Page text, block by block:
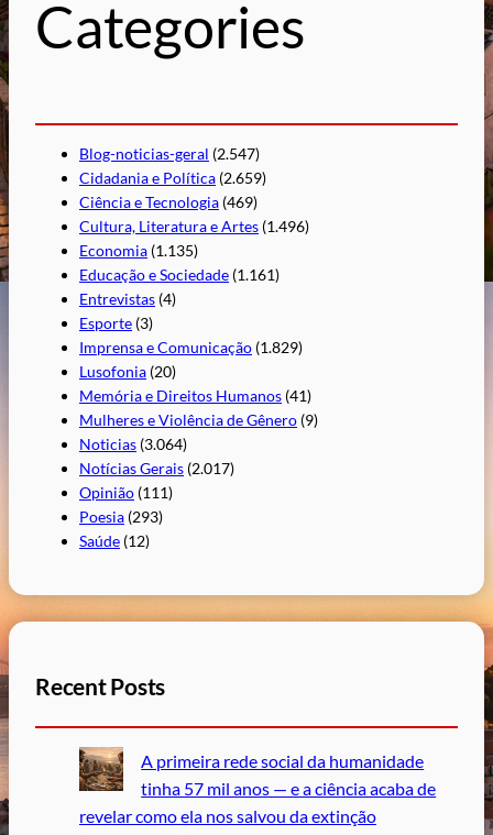
aCategories
Blog-noticias-geral (2.547)
Cidadania e Política (2.659)
Ciência e Tecnologia (469)
Cultura, Literatura e Artes (1.496)
Economia (1.135)
Educação e Sociedade (1.161)
Entrevistas (4)
Esporte (3)
Imprensa e Comunicação (1.829)
Lusofonia (20)
Memória e Direitos Humanos (41)
Mulheres e Violência de Gênero (9)
Noticias (3.064)
Notícias Gerais (2.017)
Opinião (111)
Poesia (293)
Saúde (12)
Recent Posts
A primeira rede social da humanidade
tinha 57 mil anos — e a ciência acaba de
revelar como ela nos salvou da extinção